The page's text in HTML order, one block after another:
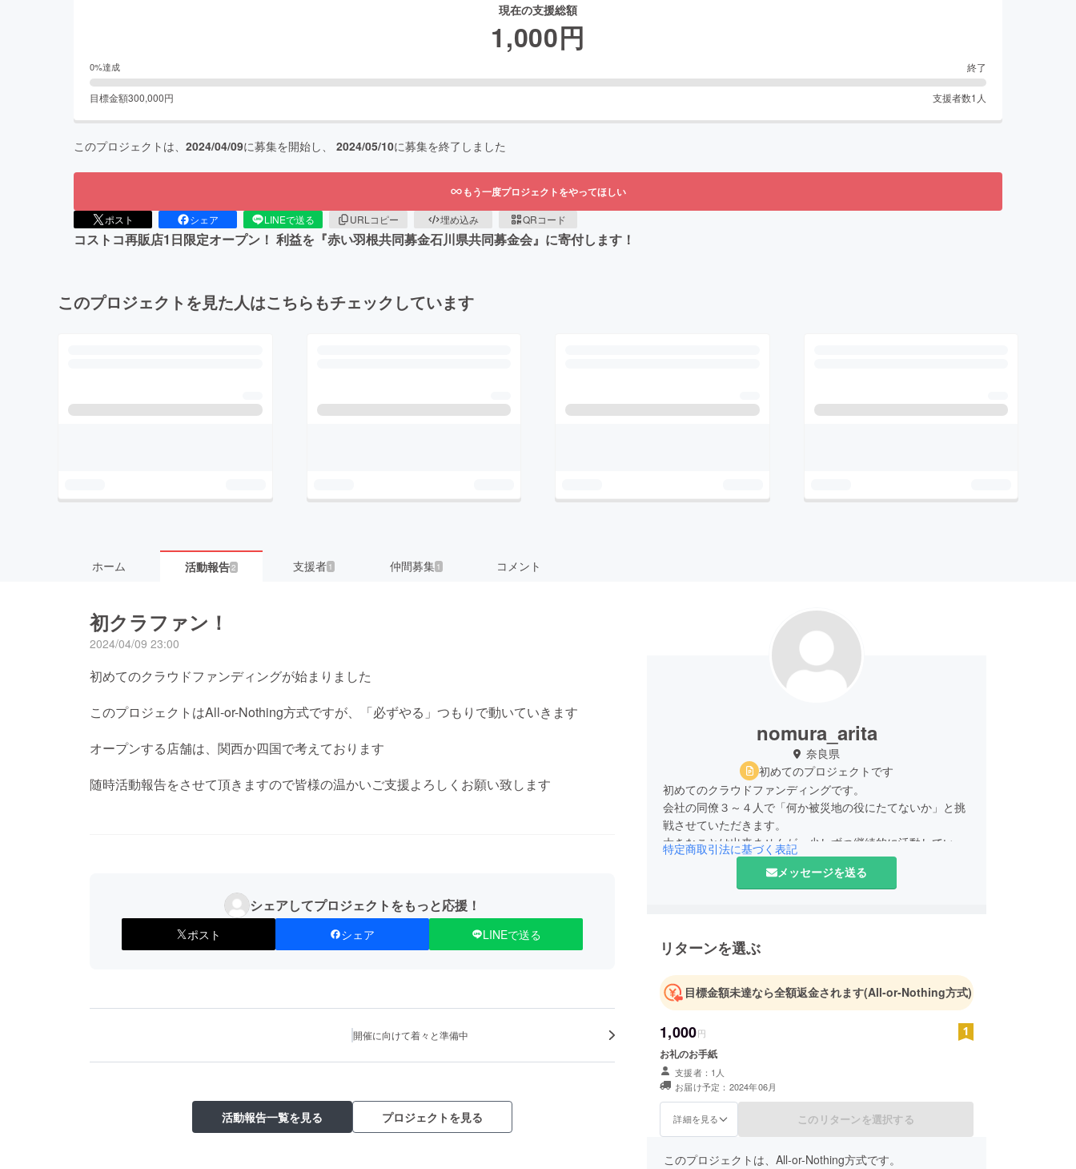
現在の支援総額
1,000円
0%達成 終了
目標金額300,000円 支援者数1 人
このプロジェクトは、 2024/04/09に募集を開始し、 2024/05/10に募集を終了しました
もう一度プロジェクトをやってほしい
ポスト シェア LINEで送る URLコピー 埋め込み QRコード
コストコ再販店1日限定オープン！ 利益を『赤い羽根共同募金石川県共同募金会』に寄付します！
このプロジェクトを見た人はこちらもチェックしています
ホーム 活動報告 2 支援者 1 仲間募集 1 コメント
初クラファン！
2024/04/09 23:00
初めてのクラウドファンディングが始まりました
このプロジェクトはAll-or-Nothing方式ですが、「必ずやる」つもりで動いていきます
オープンする店舗は、関西か四国で考えております
随時活動報告をさせて頂きますので皆様の温かいご支援よろしくお願い致します
シェアしてプロジェクトをもっと応援！
ポスト シェア LINEで送る
開催に向けて着々と準備中
活動報告一覧を見る プロジェクトを見る
nomura_arita
奈良県
初めてのプロジェクトです
初めてのクラウドファンディングです。
会社の同僚３～４人で「何か被災地の役にたてないか」と挑
戦させていただきます。
大きなことは出来ませんが、少しずつ継続的に活動していき
特定商取引法に基づく表記
メッセージを送る
リターンを選ぶ
目標金額未達なら全額返金されます(All-or-Nothing方式)
1,000円
お礼のお手紙
支援者：1人
お届け予定：2024年06月
詳細を見る このリターンを選択する
このプロジェクトは、All-or-Nothing方式です。